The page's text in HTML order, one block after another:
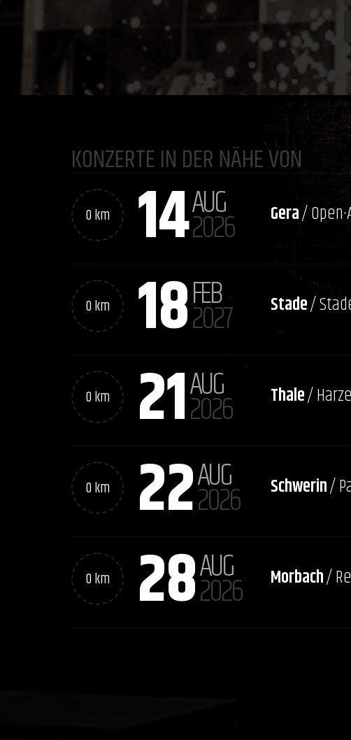
KONZERTE IN DER NÄHE VON
0 km 14AUG
2026 Gera/
0 km 18FEB
2027 Stade/
0 km 21AUG
2026 Thale/
0 km 22AUG
2026 Schwerin/
0 km 28AUG
2026 Morbach/